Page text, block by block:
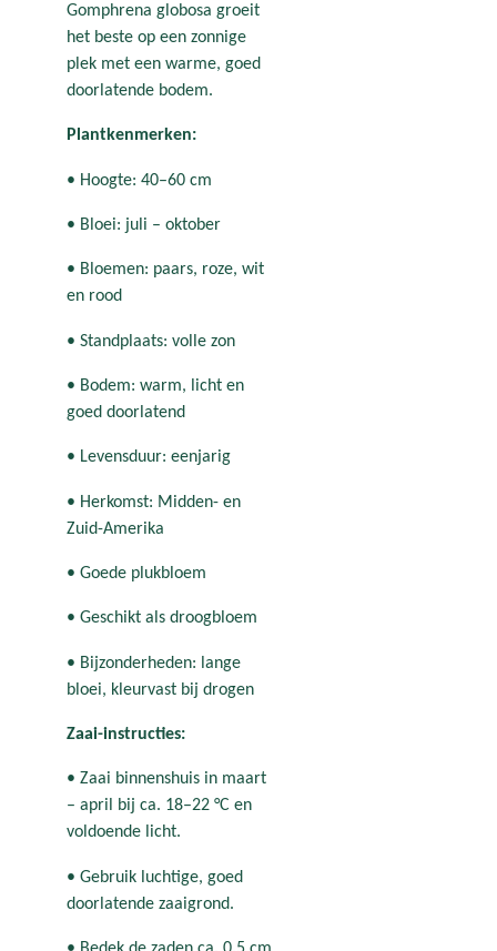
Gomphrena globosa groeit
het beste op een zonnige
plek met een warme, goed
doorlatende bodem.
Plantkenmerken:
• Hoogte: 40–60 cm
• Bloei: juli – oktober
• Bloemen: paars, roze, wit
en rood
• Standplaats: volle zon
• Bodem: warm, licht en
goed doorlatend
• Levensduur: eenjarig
• Herkomst: Midden- en
Zuid-Amerika
• Goede plukbloem
• Geschikt als droogbloem
• Bijzonderheden: lange
bloei, kleurvast bij drogen
Zaai-instructies:
• Zaai binnenshuis in maart
– april bij ca. 18–22 °C en
voldoende licht.
• Gebruik luchtige, goed
doorlatende zaaigrond.